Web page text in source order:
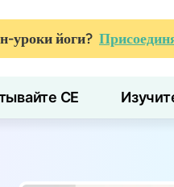
уроки йоги?
CE